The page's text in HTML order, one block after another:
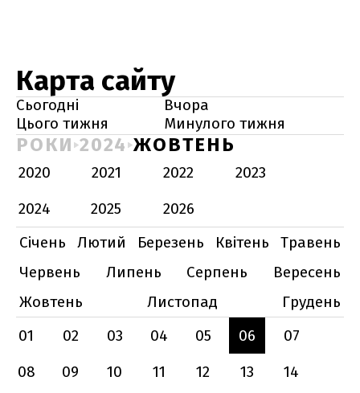
Карта сайту
Сьогодні
Вчора
Цього тижня
Минулого тижня
РОКИ 2024 ЖОВТЕНЬ
2020 2021 2022
2023
2024
2025
2026
Січень
Лютий Березень Квітень
Травень
Червень
Липень Серпень
Вересень
Жовтень
Листопад
Грудень
01
02 03 04 05 06
07
08
09 10 11 12 13
14